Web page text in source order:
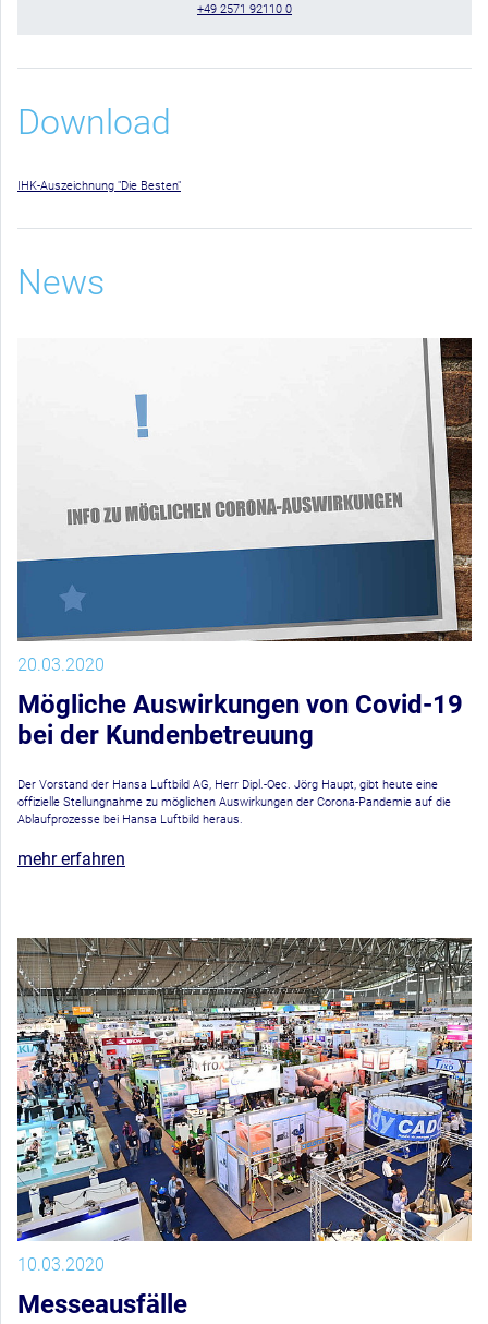
+49 2571 92110 0
Download
IHK-Auszeichnung "Die Besten"
News
20.03.2020
Mögliche Auswirkungen von Covid-19
bei der Kundenbetreuung
Der Vorstand der Hansa Luftbild AG, Herr Dipl.-Oec. Jörg Haupt, gibt heute eine
offizielle Stellungnahme zu möglichen Auswirkungen der Corona-Pandemie auf die
Ablaufprozesse bei Hansa Luftbild heraus.
mehr erfahren
10.03.2020
Messeausfälle